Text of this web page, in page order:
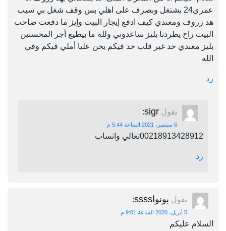
عمري24 بشتغل وبصرف على اهلي بس وقف شغل بي سبب
هد زروف ومعندي كيف ادفع إيجار البيت وإيز ما دفعت صاحب
البيت راح يطردنا بليز ساعدوني ولله ما بيظيع أجر المحسنين
بليز معندي حد غير قلب حد فيكم يحن عليا أملي فيكم وفي
الله
رد
يقول sigr
:
6 سبتمبر، 2021 الساعة 5:44 م
00218913428912تعالي واتساب
رد
يقول بونواssss :
5 أبريل، 2020 الساعة 9:01 م
السلام عليكم